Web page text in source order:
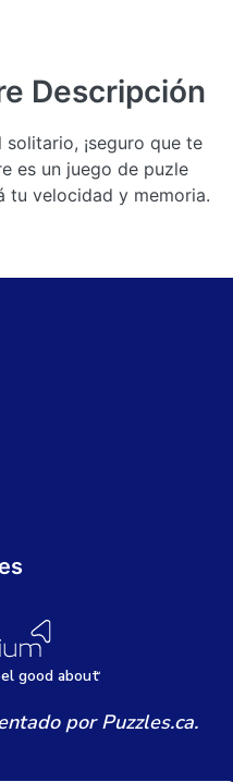
Descripción
¡seguro que te
es un juego de puzle
tu velocidad y memoria.
good about
por Puzzles.ca.